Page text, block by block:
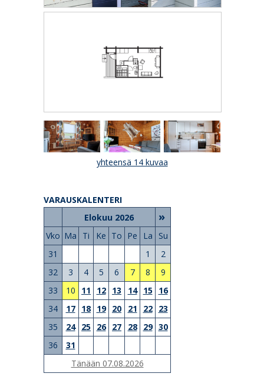
yhteensä 14 kuvaa
VARAUSKALENTERI
Elokuu 2026
»
Vko Ma Ti Ke To Pe La
Su
31
1
2
32
3 4 5 6 7 8
9
33
10 11 12 13 14 15
16
34
17 18 19 20 21 22
23
35
24 25 26 27 28 29 30
36
31
Tänään 07.08.2026